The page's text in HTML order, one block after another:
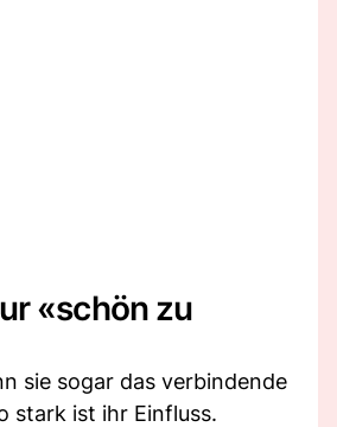
«schön zu
sie sogar das verbindende
stark ist ihr Einfluss.